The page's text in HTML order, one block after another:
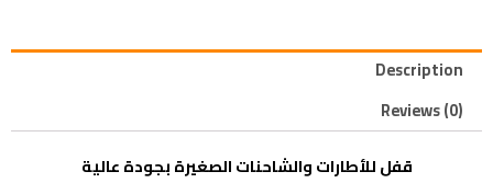
Description
Reviews (0)
قفل للأطارات والشاحنات الصغيرة بجودة عالية